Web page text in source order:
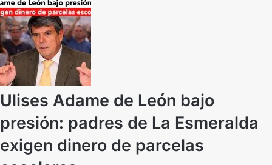
Ulises Adame de León bajo
presión: padres de La Esmeralda
exigen dinero de parcelas